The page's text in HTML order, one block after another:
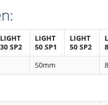
LIGHT
30 SP2
LIGHT
50 SP1
LIGHT
50 SP2
50mm